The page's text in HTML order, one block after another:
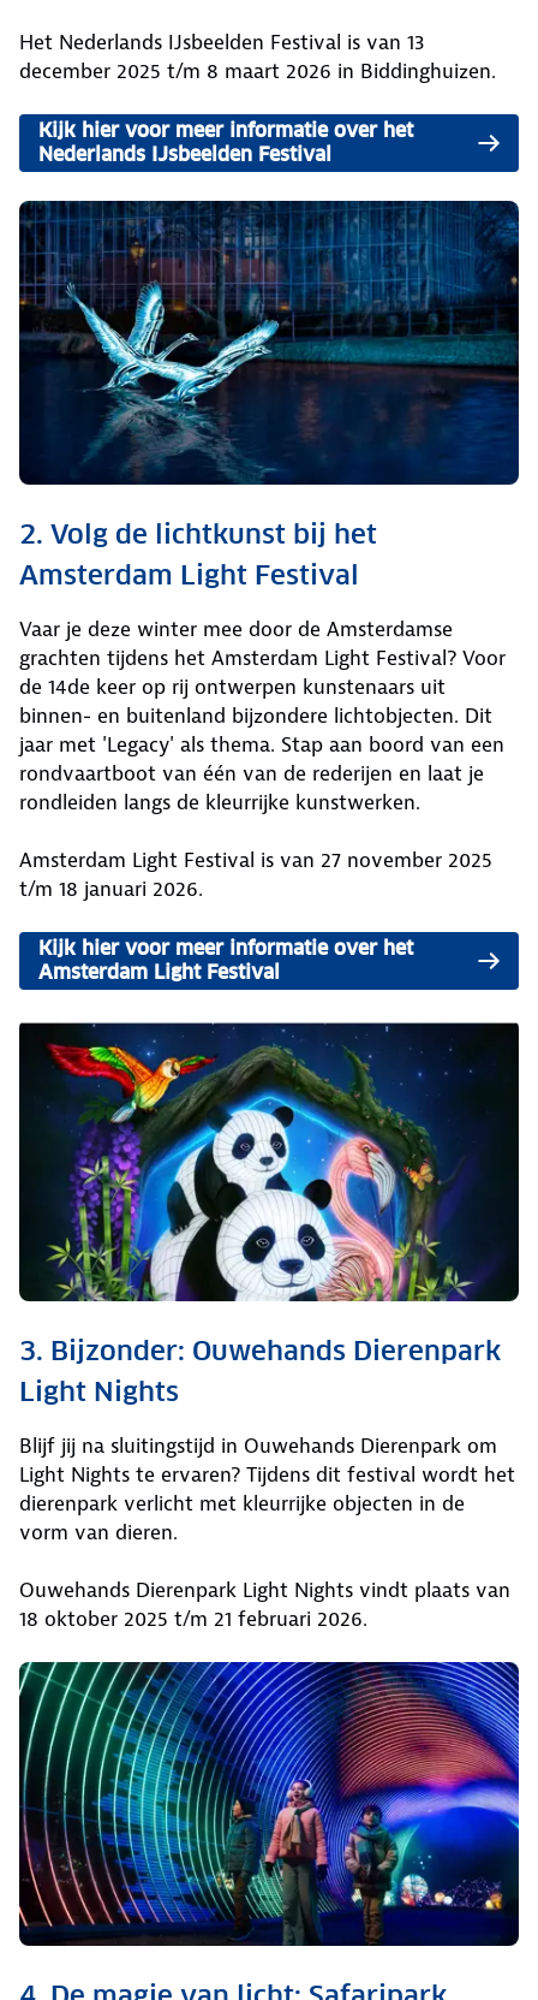
Het Nederlands IJsbeelden Festival is van 13
december 2025 t/m 8 maart 2026 in Biddinghuizen.
Kijk hier voor meer informatie over het
Nederlands IJsbeelden Festival
2. Volg de lichtkunst bij het
Amsterdam Light Festival
Vaar je deze winter mee door de Amsterdamse
grachten tijdens het Amsterdam Light Festival? Voor
de 14de keer op rij ontwerpen kunstenaars uit
binnen- en buitenland bijzondere lichtobjecten. Dit
jaar met 'Legacy' als thema. Stap aan boord van een
rondvaartboot van één van de rederijen en laat je
rondleiden langs de kleurrijke kunstwerken.
Amsterdam Light Festival is van 27 november 2025
t/m 18 januari 2026.
Kijk hier voor meer informatie over het
Amsterdam Light Festival
3. Bijzonder: Ouwehands Dierenpark
Light Nights
Blijf jij na sluitingstijd in Ouwehands Dierenpark om
Light Nights te ervaren? Tijdens dit festival wordt het
dierenpark verlicht met kleurrijke objecten in de
vorm van dieren.
Ouwehands Dierenpark Light Nights vindt plaats van
18 oktober 2025 t/m 21 februari 2026.